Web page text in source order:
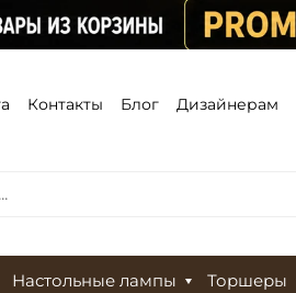
Контакты Блог Дизайнерам
Настольные лампы Торшеры